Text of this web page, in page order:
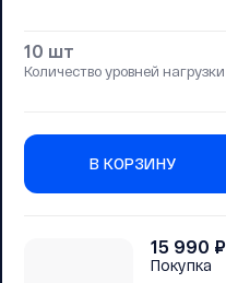
10 шт
Количество уровней нагрузки
В КОРЗИНУ
15 990 ₽
Покупка